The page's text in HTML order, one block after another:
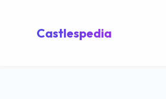
Castlespedia